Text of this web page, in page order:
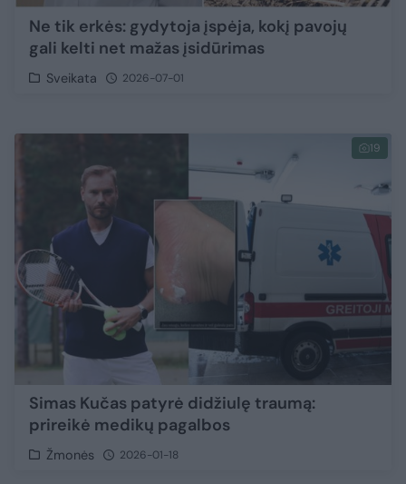
Ne tik erkės: gydytoja įspėja, kokį pavojų
gali kelti net mažas įsidūrimas
Sveikata 2026-07-01
19
Simas Kučas patyrė didžiulę traumą:
prireikė medikų pagalbos
Žmonės 2026-01-18